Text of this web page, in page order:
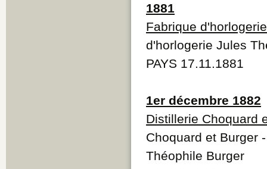
1881
Fabrique
d'horlogerie Jules
PAYS 17.11.1881
1er décembre 1882
Distillerie Choquard
Choquard et Burger
Théophile Burger